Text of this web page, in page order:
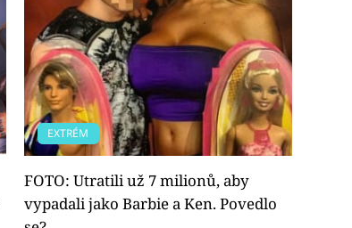
EXTRÉM
FOTO: Utratili už 7 milionů, aby
vypadali jako Barbie a Ken. Povedlo